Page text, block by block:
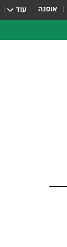
אופנה עוד